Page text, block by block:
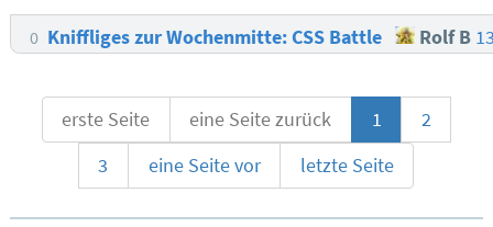
0 Kniffliges zur Wochenmitte: CSS Battle Rolf B
erste Seite eine Seite zurück 1
2
3
eine Seite vor letzte Seite